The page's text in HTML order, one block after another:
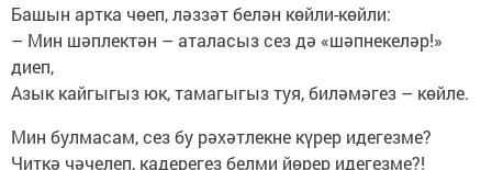
Башын артка чөеп, ләззәт белән көйли-көйли:
– Мин шәплектән – аталасыз сез дә «шәпнекеләр!»
диеп,
Азык кайгыгыз юк, тамагыгыз туя, биләмәгез – көйле.
Мин булмасам, сез бу рәхәтлекне күрер идегезме?
Читкә чәчелеп, кадерегез белми йөрер идегезме?!